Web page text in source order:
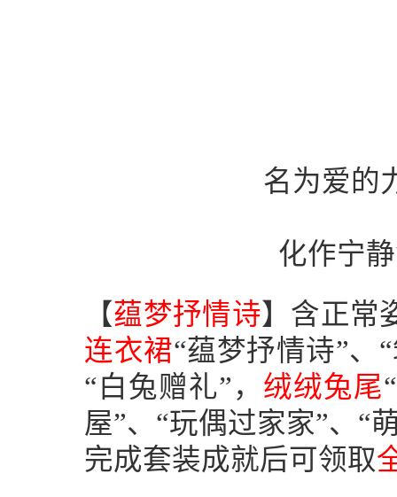
名为爱的
化作宁
【蕴梦抒情诗】含正常
连衣裙“蕴梦抒情诗”、
“白兔赠礼”， 绒绒兔尾
屋”、“玩偶过家家”、“
完成套装成就后可领取